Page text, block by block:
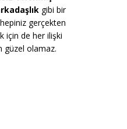
gibi bir
gerçekten
için de her ilişki
güzel olamaz.